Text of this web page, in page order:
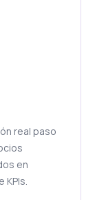
real paso
en
KPIs.